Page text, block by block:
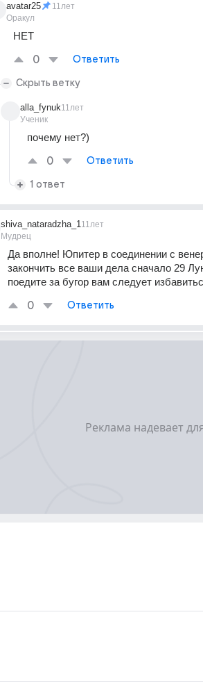
avatar25
Оракул
11лет
НЕТ
0 Ответить
Скрыть ветку
alla_fynuk
Ученик
11лет
почему нет?)
0 Ответить
1 ответ
shiva_nataradzha_1
Мудрец
11лет
Да вполне! Юпитер в соединении с
закончить все ваши дела сначало 29
поедите за бугор вам следует
0 Ответить